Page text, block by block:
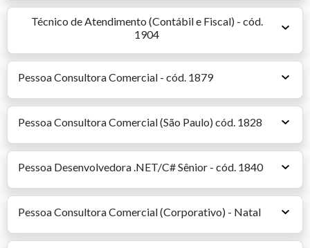
Técnico de Atendimento (Contábil e Fiscal) - cód.
1904
Pessoa Consultora Comercial - cód. 1879
Pessoa Consultora Comercial (São Paulo) cód. 1828
Pessoa Desenvolvedora .NET/C# Sênior - cód. 1840
Pessoa Consultora Comercial (Corporativo) - Natal